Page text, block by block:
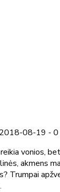
08-19 - 0
vonios,
akmens
Trumpai